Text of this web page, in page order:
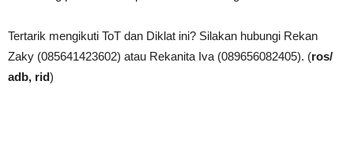
Tertarik mengikuti ToT dan Diklat ini? Silakan hubungi Rekan
Zaky (085641423602) atau Rekanita Iva (089656082405). (ros/
adb, rid)